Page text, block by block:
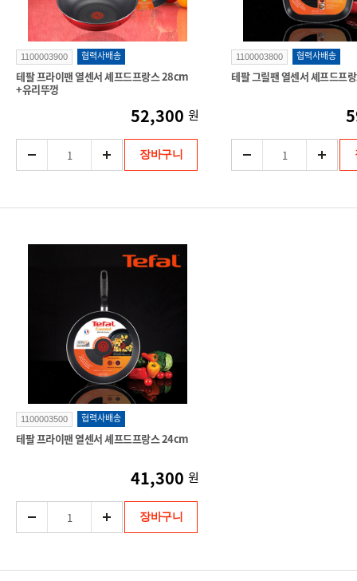
1100003900 협력사배송
테팔 프라이팬 열센서 셰프드프랑스 28cm
+유리뚜껑
52,300 원
장바구니
1100003800 협력사배송
테팔 그릴팬 열센서 셰프드프
1100003500 협력사배송
테팔 프라이팬 열센서 셰프드프랑스 24cm
41,300 원
장바구니